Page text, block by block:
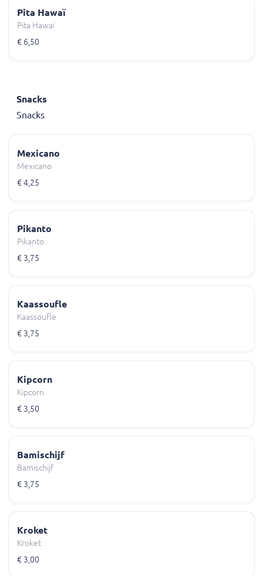
Pita Hawaï
Pita Hawaï
€ 6,50
Snacks
Snacks
Mexicano
Mexicano
€ 4,25
Pikanto
Pikanto
€ 3,75
Kaassoufle
Kaassoufle
€ 3,75
Kipcorn
Kipcorn
€ 3,50
Bamischijf
Bamischijf
€ 3,75
Kroket
Kroket
€ 3,00